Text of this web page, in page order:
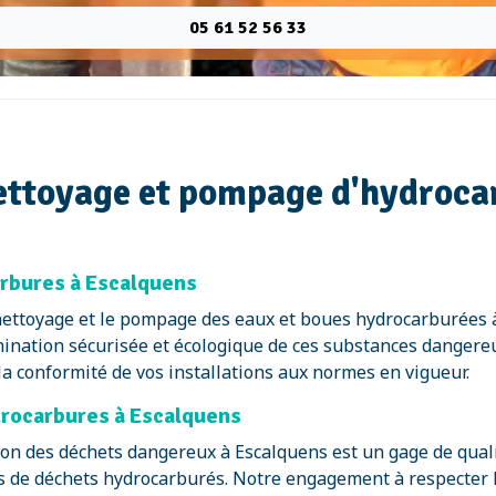
05 61 52 56 33
et pompage
à Escalquens
et le pompage des eaux et boues
sécurisée et écologique de ces substances
de vos installations aux normes en vigueur.
à Escalquens
des déchets dangereux à Escalquens est un gage de
déchets hydrocarburés. Notre engagement à